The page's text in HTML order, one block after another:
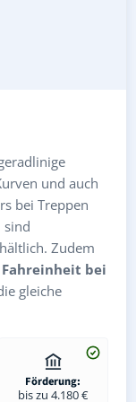
und auch
bei Treppen
sind
Zudem
Fahreinheit bei
gleiche
Förderung:
bis zu 4.180 €